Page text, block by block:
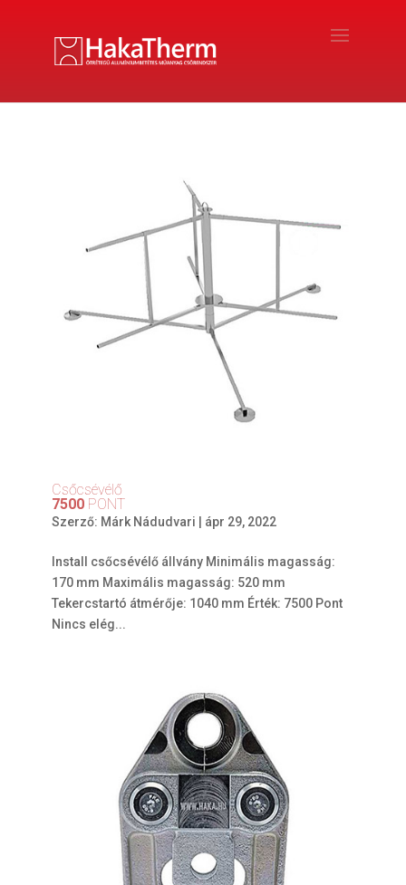
Csőcsévélő
7500PONT
Szerző: Márk Nádudvari ápr 29, 2022
Install csőcsévélő állvány Minimális magasság:
170 mm Maximális magasság: 520 mm
Tekercstartó átmérője: 1040 mm Érték: 7500 Pont
Nincs elég...